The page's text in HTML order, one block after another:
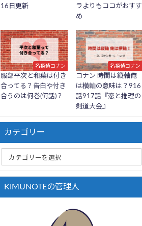
16日更新
ラよりもココがおすす
め
名探偵コナン
服部平次と和葉は付き
合ってる？告白や付き
合うのは何巻(何話)？
名探偵コナン
コナン 時間は縦軸俺
は横軸の意味は？916
話917話『恋と推理の
剣道大会』
カテゴリー
KIMUNOTEの管理人